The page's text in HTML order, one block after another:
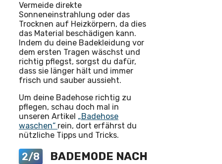
Vermeide direkte
Sonneneinstrahlung oder das
Trocknen auf Heizkörpern, da dies
das Material beschädigen kann.
Indem du deine Badekleidung vor
dem ersten Tragen wäschst und
richtig pflegst, sorgst du dafür,
dass sie länger hält und immer
frisch und sauber aussieht.
Um deine Badehose richtig zu
pflegen, schau doch mal in
unseren Artikel „Badehose
waschen“ rein, dort erfährst du
nützliche Tipps und Tricks.
2/8
BADEMODE NACH